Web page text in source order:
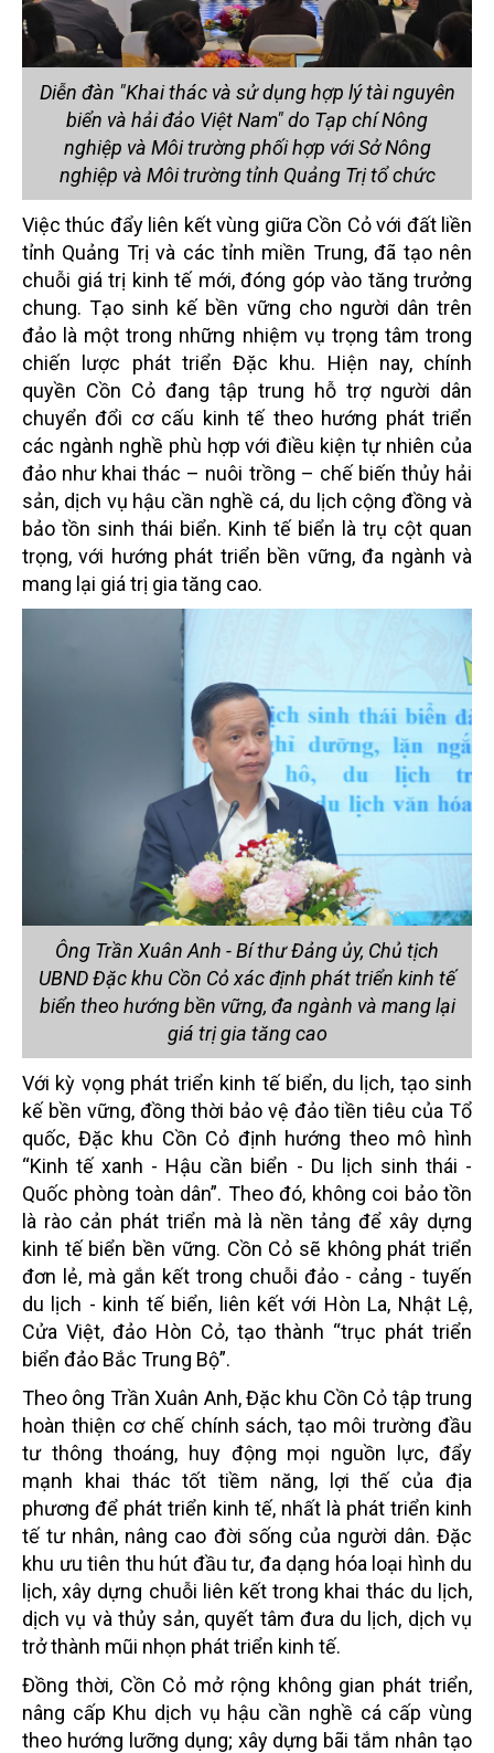
Diễn đàn "Khai thác và sử dụng hợp lý tài nguyên
biển và hải đảo Việt Nam" do Tạp chí Nông
nghiệp và Môi trường phối hợp với Sở Nông
nghiệp và Môi trường tỉnh Quảng Trị tổ chức
Việc thúc đẩy liên kết vùng giữa Cồn Cỏ với đất liền
tỉnh Quảng Trị và các tỉnh miền Trung, đã tạo nên
chuỗi giá trị kinh tế mới, đóng góp vào tăng trưởng
chung. Tạo sinh kế bền vững cho người dân trên
đảo là một trong những nhiệm vụ trọng tâm trong
chiến lược phát triển Đặc khu. Hiện nay, chính
quyền Cồn Cỏ đang tập trung hỗ trợ người dân
chuyển đổi cơ cấu kinh tế theo hướng phát triển
các ngành nghề phù hợp với điều kiện tự nhiên của
đảo như khai thác – nuôi trồng – chế biến thủy hải
sản, dịch vụ hậu cần nghề cá, du lịch cộng đồng và
bảo tồn sinh thái biển. Kinh tế biển là trụ cột quan
trọng, với hướng phát triển bền vững, đa ngành và
mang lại giá trị gia tăng cao.
Ông Trần Xuân Anh - Bí thư Đảng ủy, Chủ tịch
UBND Đặc khu Cồn Cỏ xác định phát triển kinh tế
biển theo hướng bền vững, đa ngành và mang lại
giá trị gia tăng cao
Với kỳ vọng phát triển kinh tế biển, du lịch, tạo sinh
kế bền vững, đồng thời bảo vệ đảo tiền tiêu của Tổ
quốc, Đặc khu Cồn Cỏ định hướng theo mô hình
“Kinh tế xanh - Hậu cần biển - Du lịch sinh thái -
Quốc phòng toàn dân”. Theo đó, không coi bảo tồn
là rào cản phát triển mà là nền tảng để xây dựng
kinh tế biển bền vững. Cồn Cỏ sẽ không phát triển
đơn lẻ, mà gắn kết trong chuỗi đảo - cảng - tuyến
du lịch - kinh tế biển, liên kết với Hòn La, Nhật Lệ,
Cửa Việt, đảo Hòn Cỏ, tạo thành “trục phát triển
biển đảo Bắc Trung Bộ”.
Theo ông Trần Xuân Anh, Đặc khu Cồn Cỏ tập trung
hoàn thiện cơ chế chính sách, tạo môi trường đầu
tư thông thoáng, huy động mọi nguồn lực, đẩy
mạnh khai thác tốt tiềm năng, lợi thế của địa
phương để phát triển kinh tế, nhất là phát triển kinh
tế tư nhân, nâng cao đời sống của người dân. Đặc
khu ưu tiên thu hút đầu tư, đa dạng hóa loại hình du
lịch, xây dựng chuỗi liên kết trong khai thác du lịch,
dịch vụ và thủy sản, quyết tâm đưa du lịch, dịch vụ
trở thành mũi nhọn phát triển kinh tế.
Đồng thời, Cồn Cỏ mở rộng không gian phát triển,
nâng cấp Khu dịch vụ hậu cần nghề cá cấp vùng
theo hướng lưỡng dụng; xây dựng bãi tắm nhân tạo